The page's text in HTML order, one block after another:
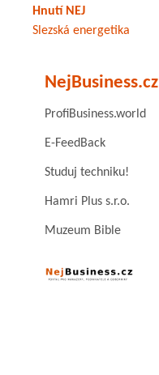
Hnutí NEJ
Slezská energetika
NejBusiness.cz
ProfiBusiness.world
E-FeedBack
Studuj techniku!
Hamri Plus s.r.o.
Muzeum Bible